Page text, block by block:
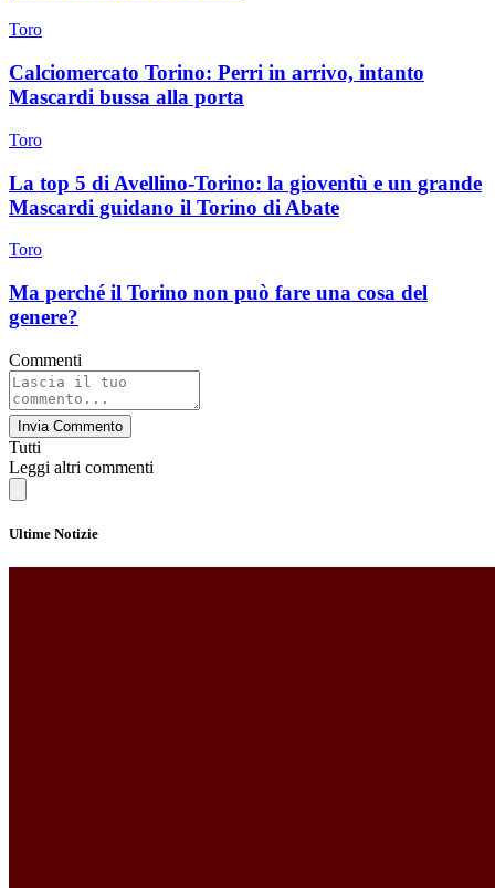
Toro
Calciomercato Torino: Perri in arrivo, intanto
Mascardi bussa alla porta
Toro
La top 5 di Avellino-Torino: la gioventù e un grande
Mascardi guidano il Torino di Abate
Toro
Ma perché il Torino non può fare una cosa del
genere?
Commenti
Invia Commento
Tutti
Leggi altri commenti
Ultime Notizie